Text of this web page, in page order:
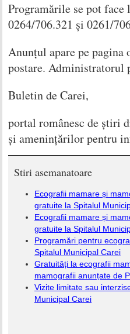
Programările se pot
0264/706.321 și 0261/
Anunțul apare pe
postare. Administratorul
Buletin de Carei,
portal românesc de știri
și amenințărilor pentru
Stiri asemanatoare
Ecografii mamare și
gratuite la Spitalul
Ecografii mamare și
gratuite la Spitalul
Programări pentru
Spitalul Municipal Carei
Gratuități la ecografii
mamografii anunțate de
Vizite limitate sau
Municipal Carei